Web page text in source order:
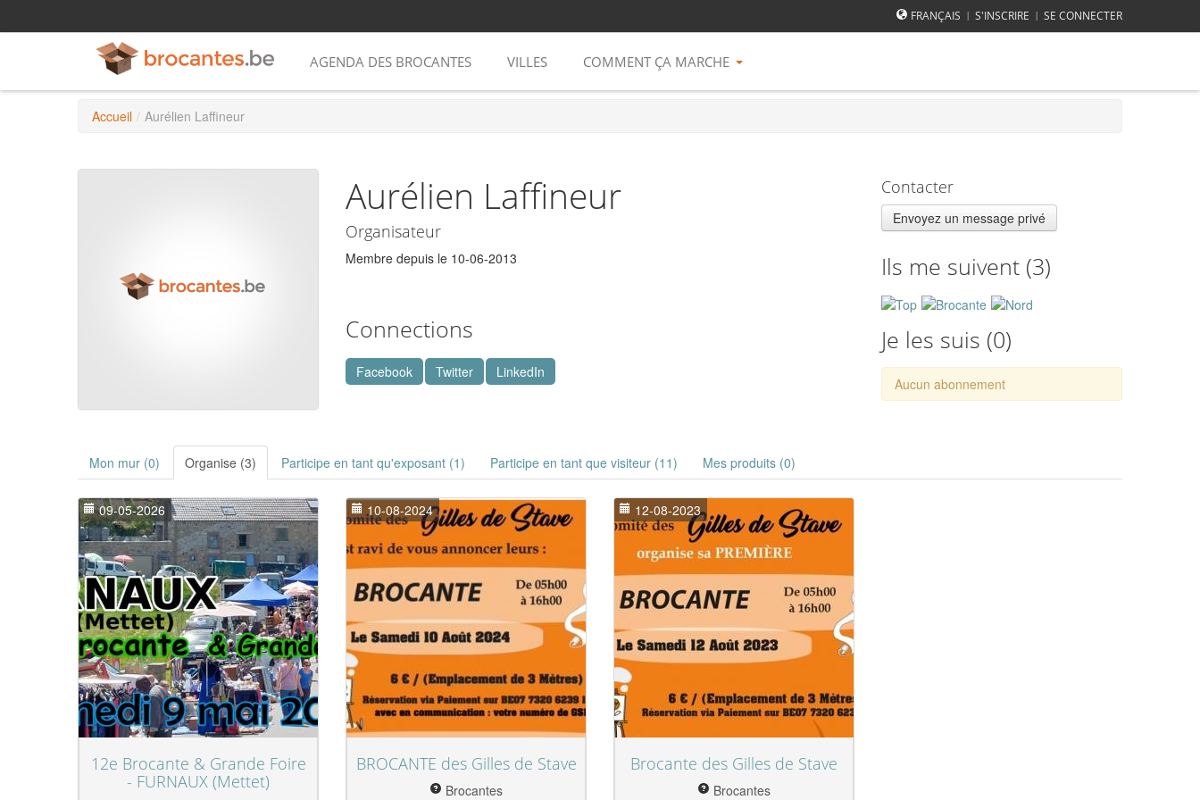
FRANÇAIS | S'INSCRIRE | SE CONNECTER
AGENDA DES BROCANTES VILLES COMMENT ÇA MARCHE
Accueil / Aurélien Laffineur
Aurélien Laffineur
Organisateur
Membre depuis le 10-06-2013
Connections
Facebook Twitter LinkedIn
Contacter
Envoyez un message privé
Ils me suivent (3)
Je les suis (0)
Aucun abonnement
Mon mur (0) Organise (3) Participe en tant qu'exposant (1) Participe en tant que visiteur (11) Mes produits (0)
09-05-2026
12e Brocante & Grande Foire
- FURNAUX (Mettet)
10-08-2024
BROCANTE des Gilles de Stave
Brocantes
12-08-2023
Brocante des Gilles de Stave
Brocantes